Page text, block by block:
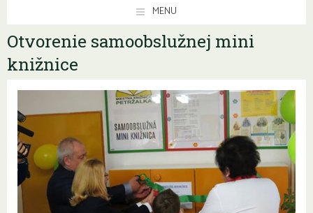
MENU
Otvorenie samoobslužnej mini
knižnice